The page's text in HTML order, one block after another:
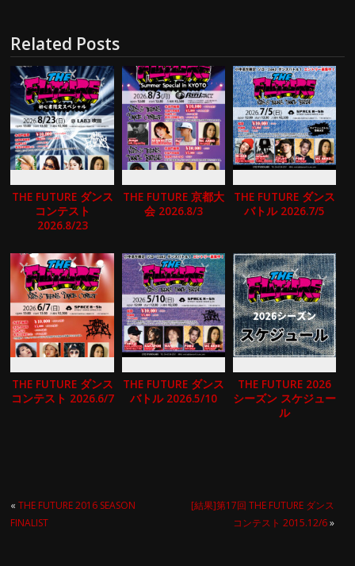
Related Posts
THE FUTURE ダンス
コンテスト
2026.8/23
THE FUTURE 京都大
会 2026.8/3
THE FUTURE ダンス
バトル 2026.7/5
THE FUTURE ダンス
コンテスト 2026.6/7
THE FUTURE ダンス
バトル 2026.5/10
THE FUTURE 2026
シーズン スケジュー
ル
«THE FUTURE 2016 SEASON
FINALIST
[結果]第17回 THE FUTURE ダンス
コンテスト 2015.12/6»